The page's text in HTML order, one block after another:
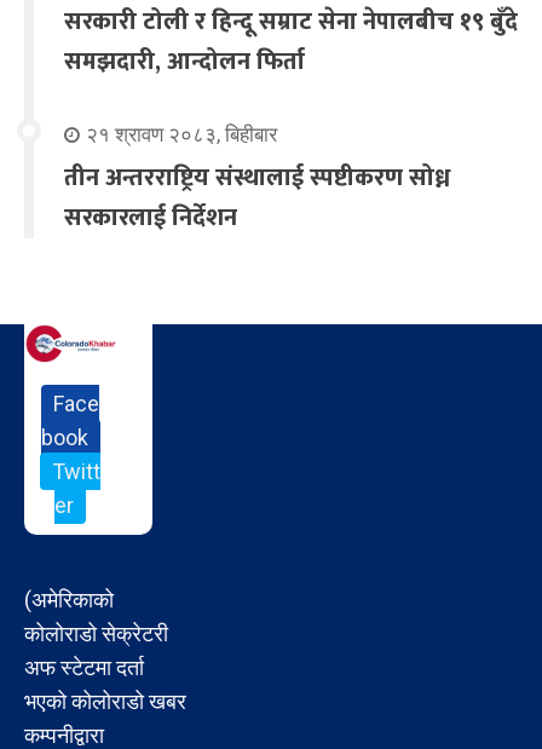
सरकारी टोली र हिन्दू सम्राट सेना नेपालबीच १९ बुँदे
समझदारी, आन्दोलन फिर्ता
२१ श्रावण २०८३, बिहीबार
तीन अन्तरराष्ट्रिय संस्थालाई स्पष्टीकरण सोध्न
सरकारलाई निर्देशन
Face
book
Twitt
er
(अमेरिकाको
कोलोराडो सेक्रेटरी
अफ स्टेटमा दर्ता
भएको कोलोराडो खबर
कम्पनीद्वारा